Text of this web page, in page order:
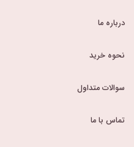
درباره ما
نحوه خرید
سوالات متداول
تماس با ما